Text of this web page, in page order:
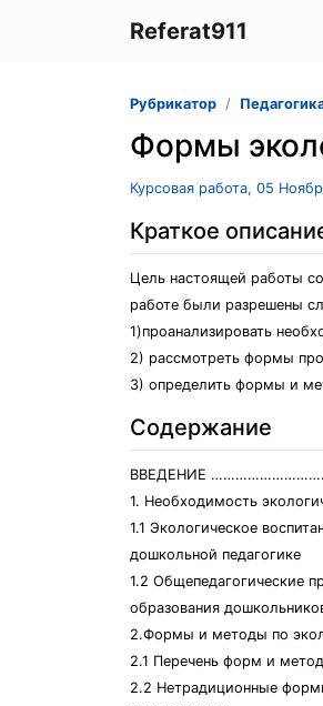
Referat911
Рубрикатор
Формы
Курсовая работа, 05
Краткое
Цель настоящей работы
работе были разрешены
1)проанализировать
2) рассмотреть формы
3) определить формы и
Содержание
ВВЕДЕНИЕ
1. Необходимость
1.1 Экологическое
дошкольной педагогике
1.2 Общепедагогические
образования
2.Формы и методы по
2.1 Перечень форм и
2.2 Нетрадиционные